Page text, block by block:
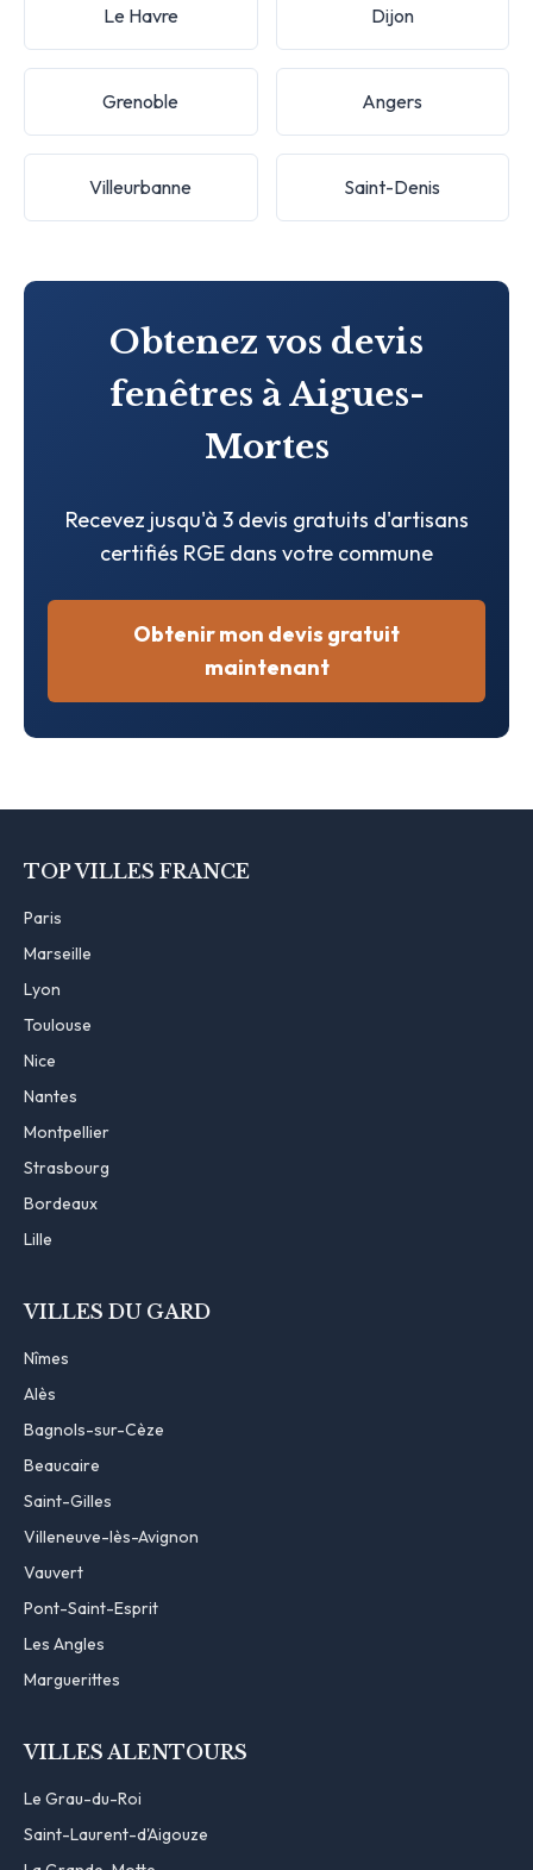
Le Havre Dijon
Grenoble Angers
Villeurbanne Saint-Denis
Obtenez vos devis
fenêtres à Aigues-
Mortes
Recevez jusqu'à 3 devis gratuits d'artisans
certifiés RGE dans votre commune
Obtenir mon devis gratuit
maintenant
TOP VILLES FRANCE
Paris
Marseille
Lyon
Toulouse
Nice
Nantes
Montpellier
Strasbourg
Bordeaux
Lille
VILLES DU GARD
Nîmes
Alès
Bagnols-sur-Cèze
Beaucaire
Saint-Gilles
Villeneuve-lès-Avignon
Vauvert
Pont-Saint-Esprit
Les Angles
Marguerittes
VILLES ALENTOURS
Le Grau-du-Roi
Saint-Laurent-d'Aigouze